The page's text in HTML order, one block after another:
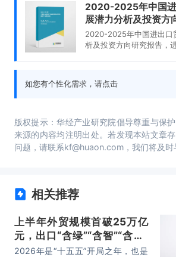
2020-2025年中国
展潜力分析及投资方
2020-2025年中国进出口
析及投资方向研究报告，
易行业投资风险与营销
国进出口贸易行业发展战
如您有个性化需求，请点击
版权提示：华经产业研究院倡导尊重与保
来源的内容均注明出处。若发现本站文章
问题，请联系kf@huaon.com，我们将及时
相关推荐
上半年外贸规模首破25万亿
元，出口“含绿”“含智”“含新”
量稳步攀升
2026年是“十五五”开局之年，也是